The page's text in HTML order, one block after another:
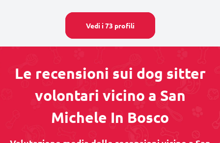
Vedi i 73 profili
Le recensioni sui dog sitter
volontari vicino a San
Michele In Bosco